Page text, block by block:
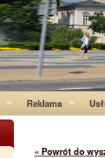
Reklama
« Powrót do